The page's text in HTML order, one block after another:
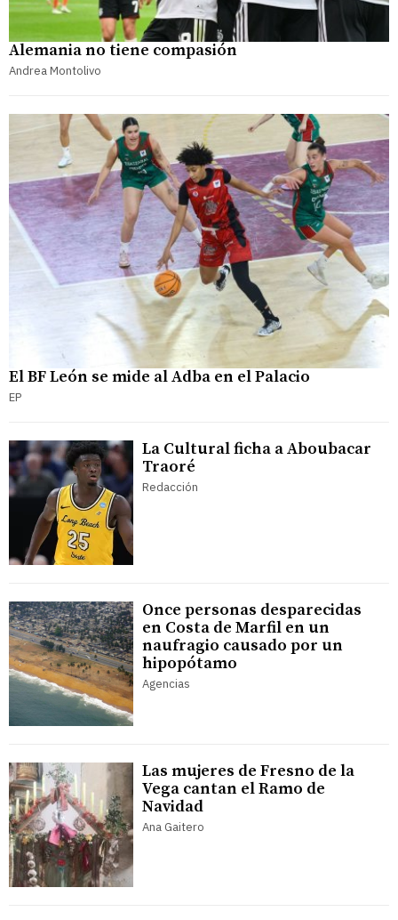
Alemania no tiene compasión
Andrea Montolivo
El BF León se mide al Adba en el Palacio
EP
La Cultural ficha a Aboubacar
Traoré
Redacción
Once personas desparecidas
en Costa de Marfil en un
naufragio causado por un
hipopótamo
Agencias
Las mujeres de Fresno de la
Vega cantan el Ramo de
Navidad
Ana Gaitero